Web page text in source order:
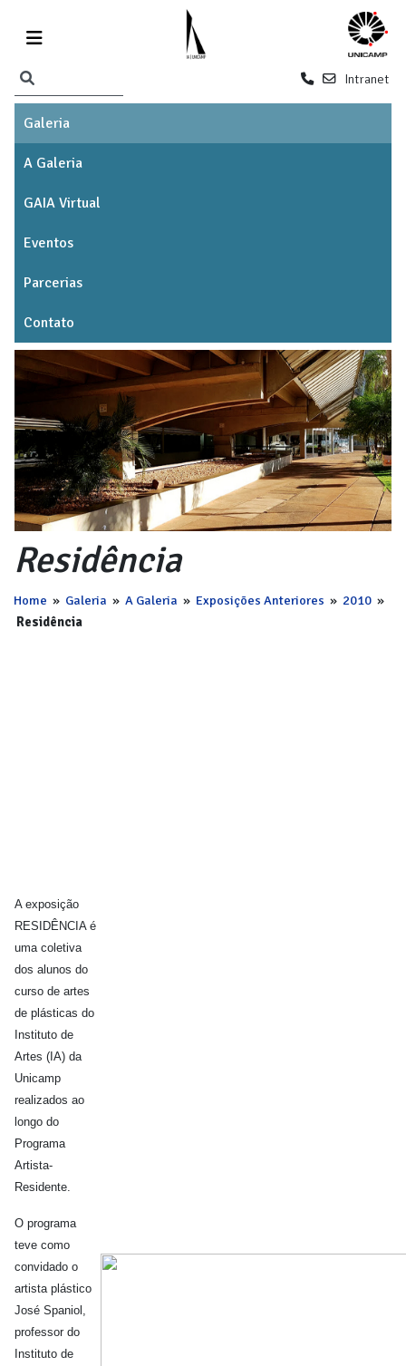
Intranet
Galeria
A Galeria
GAIA Virtual
Eventos
Parcerias
Contato
Residência
Home » Galeria » A Galeria » Exposições Anteriores » 2010 »
Residência
A exposição
RESIDÊNCIA é
uma coletiva
dos alunos do
curso de artes
de plásticas do
Instituto de
Artes (IA) da
Unicamp
realizados ao
longo do
Programa
Artista-
Residente.
O programa
teve como
convidado o
artista plástico
José Spaniol,
professor do
Instituto de